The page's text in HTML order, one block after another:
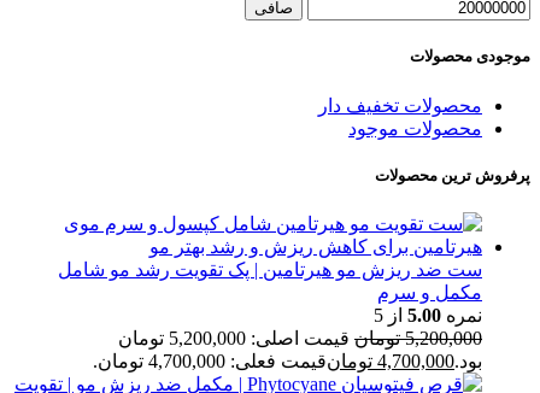
صافی
موجودی محصولات
محصولات تخفیف دار
محصولات موجود
پرفروش ترین محصولات
ست ضد ریزش مو هیرتامین | پک تقویت رشد مو شامل
مکمل و سرم
نمره 5.00 از 5
5,200,000 تومان
قیمت اصلی: 5,200,000 تومان
بود.4,700,000 تومانقیمت فعلی: 4,700,000 تومان.